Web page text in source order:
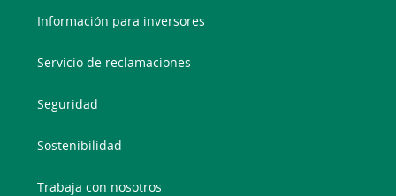
Información para inversores
Servicio de reclamaciones
Seguridad
Sostenibilidad
Trabaja con nosotros